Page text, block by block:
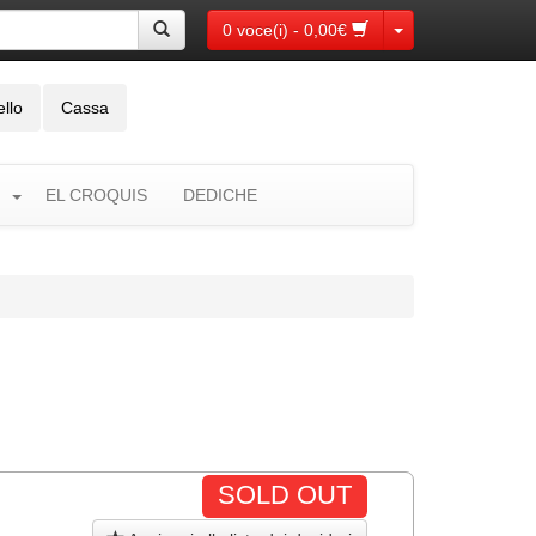
0 voce(i) - 0,00€ Toggle Dropdown
Cassa
EL CROQUIS DEDICHE
SOLD OUT